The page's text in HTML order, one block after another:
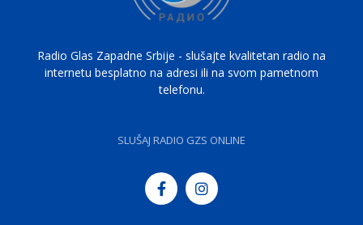
Radio Glas Zapadne Srbije - slušajte kvalitetan radio na
internetu besplatno na adresi ili na svom pametnom
telefonu.
SLUŠAJ RADIO GZS ONLINE